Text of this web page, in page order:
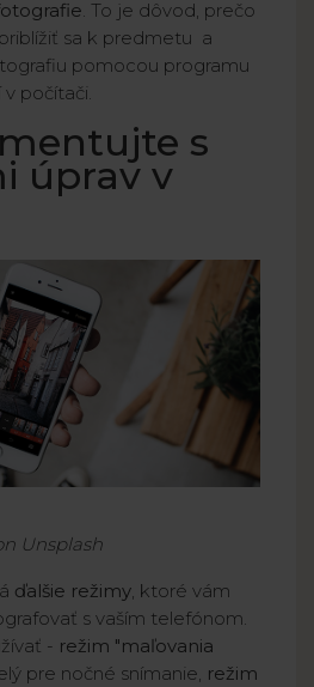
. To je dôvod, prečo
sa k predmetu a
pomocou programu
počítači.
s
úprav v
Unsplash
ďalšie režimy, ktoré vám
s vaším telefónom.
- režim "maľovania
pre nočné snímanie, režim